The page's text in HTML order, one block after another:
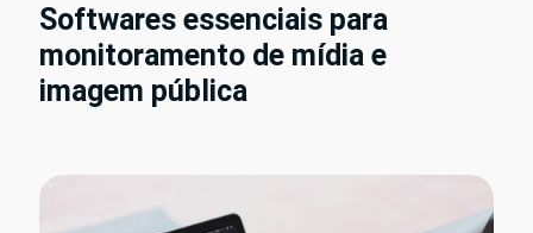
Softwares essenciais para
monitoramento de mídia e
imagem pública